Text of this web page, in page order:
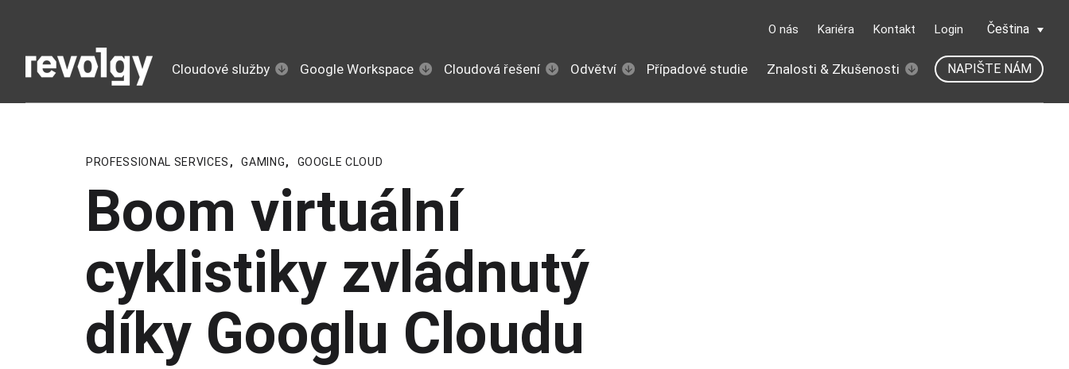
O nás Kariéra Kontakt Login Čeština
Cloudové služby Google Workspace Cloudová řešení Odvětví Případové studie Znalosti & Zkušenosti NAPIŠTE NÁM
PROFESSIONAL SERVICES , GAMING, GOOGLE CLOUD
Boom virtuální
cyklistiky zvládnutý
díky Googlu Cloudu